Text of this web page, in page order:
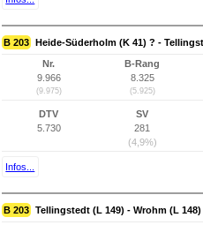
B 203 Heide-Süderholm (K 41) ? -
Nr.
9.966
(9.975)
B-Rang
8.325
(5.925)
DTV
5.730
SV
281
(4,9%)
Infos...
B 203 Tellingstedt (L 149) - Wrohm (L 148)